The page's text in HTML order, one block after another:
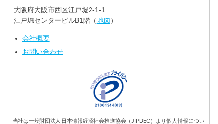
大阪府大阪市西区江戸堀2-1-1
江戸堀センタービルB1階（地図 ）
会社概要
お問い合わせ
当社は一般財団法人日本情報経済社会推進協会（JIPDEC）より個人情報につい